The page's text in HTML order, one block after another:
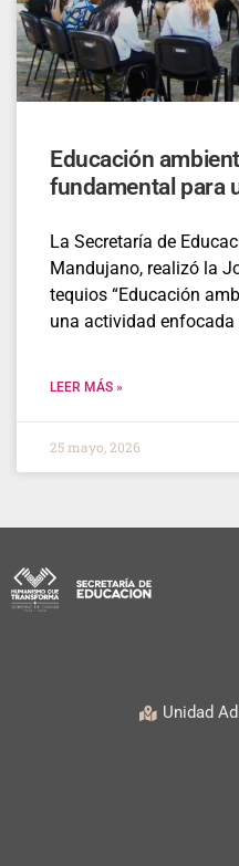
Educación
fundamental para
La Secretaría de
Mandujano, realizó la
tequios “Educación
una actividad enfocada
LEER MÁS »
25 mayo, 2026
Unidad